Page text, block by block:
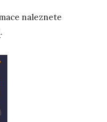
naleznete
.